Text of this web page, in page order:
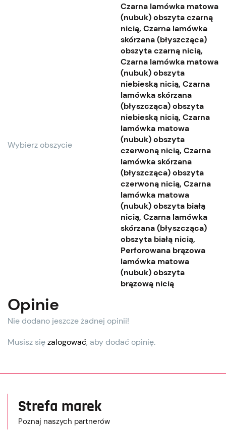
Wybierz obszycie
Czarna lamówka matowa
(nubuk) obszyta czarną
nicią, Czarna lamówka
skórzana (błyszcząca)
obszyta czarną nicią,
Czarna lamówka matowa
(nubuk) obszyta
niebieską nicią, Czarna
lamówka skórzana
(błyszcząca) obszyta
niebieską nicią, Czarna
lamówka matowa
(nubuk) obszyta
czerwoną nicią, Czarna
lamówka skórzana
(błyszcząca) obszyta
czerwoną nicią, Czarna
lamówka matowa
(nubuk) obszyta białą
nicią, Czarna lamówka
skórzana (błyszcząca)
obszyta białą nicią,
Perforowana brązowa
lamówka matowa
(nubuk) obszyta
brązową nicią
Opinie
Nie dodano jeszcze żadnej opinii!
Musisz sięzalogować, aby dodać opinię.
Strefa marek
Poznaj naszych partnerów